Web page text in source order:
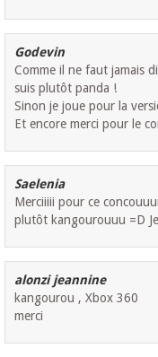
Godevin
Comme il ne faut jamais
suis plutôt panda !
Sinon je joue pour la
Et encore merci pour le
Saelenia
Merciiiii pour ce
plutôt kangourouuu =D
alonzi jeannine
kangourou , Xbox 360
merci